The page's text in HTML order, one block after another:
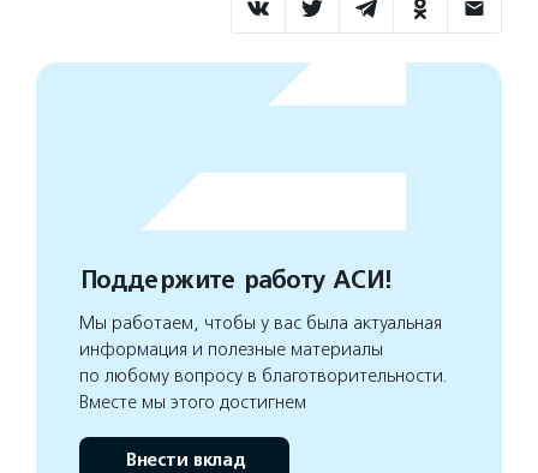
Поддержите работу АСИ!
Мы работаем, чтобы у вас была актуальная
информация и полезные материалы
по любому вопросу в благотворительности.
Вместе мы этого достигнем
Внести вклад